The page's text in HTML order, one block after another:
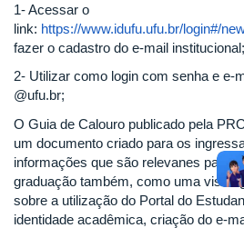
1- Acessar o
link: https://www.idufu.ufu.br/login#/
fazer o cadastro do e-mail institucional;
2- Utilizar como login com senha e e-
@ufu.br;
O Guia de Calouro publicado pela
um documento criado para os
informações que são relevanes para
graduação também, como uma visão
sobre a utilização do Portal do
identidade acadêmica, criação do e-